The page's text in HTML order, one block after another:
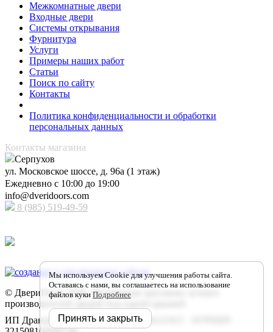
Межкомнатные двери
Входные двери
Системы открывания
Фурнитура
Услуги
Примеры наших работ
Статьи
Поиск по сайту
Контакты
Политика конфиденциальности и обработки
персональных данных
Контакты магазина
Серпухов
ул. Московское шоссе, д. 96а (1 этаж)
Ежедневно с 10:00 до 19:00
info@dveridoors.com
8 (985) 519-49-59
© ДвериDoors 2026. Фирменные магазины лучших
производителей дверей под одной крышей.
ИП Дранников М. Н. ИНН 504306211923 ОГРНИП
Мы используем Cookie для улучшения работы сайта.
Оставаясь с нами, вы соглашаетесь на использование
файлов куки Подробнее
Принять и закрыть